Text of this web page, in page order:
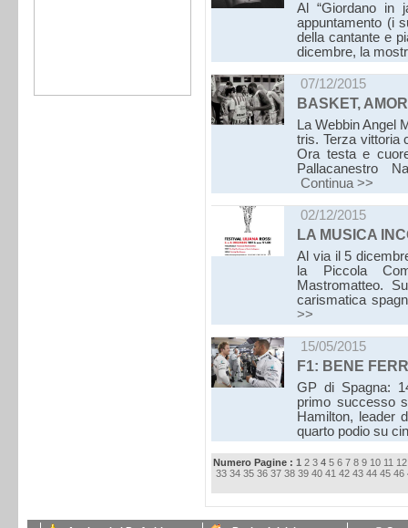
Al “Giordano in
appuntamento (i
della cantante e
dicembre, la
07/12/2015
BASKET,
La Webbin Angel
tris. Terza vittoria
Ora testa e
Pallacanestro
Continua >>
02/12/2015
LA MUSICA
Al via il 5
la Piccola
Mastromatteo.
carismatica
>>
15/05/2015
F1: BENE
GP di Spagna:
primo successo
Hamilton, leader
quarto podio su
Numero Pagine : 1 2 34 5 6 7 8 9 10 11 12
33 34 35 36 37 38 39 40 41 42 43 44 45 46